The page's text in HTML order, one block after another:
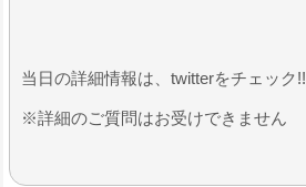
当日の詳細情報は、twitterをチェック!!
※詳細のご質問はお受けできません